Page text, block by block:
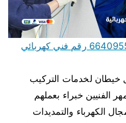
كهربائي منازل خيطان 66409555 رقم فني كهربائي
خيطان لخدمات التركيب
الفنيين خبراء بعملهم
الكهرباء والتمديدات